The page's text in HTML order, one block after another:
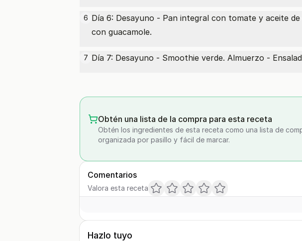
6 Día 6: Desayuno - Pan integral con tomate y aceite
con guacamole.
7 Día 7: Desayuno - Smoothie verde. Almuerzo -
Obtén una lista de la compra para esta receta
Obtén los ingredientes de esta receta como una lista de
organizada por pasillo y fácil de marcar.
Comentarios
Valora esta receta
Hazlo tuyo